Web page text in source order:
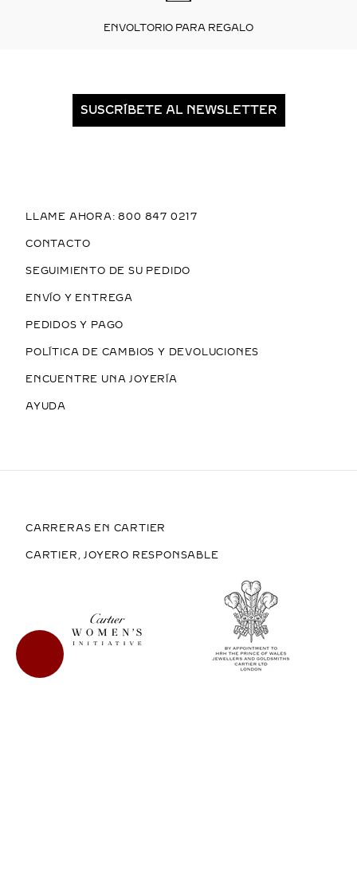
ENVOLTORIO PARA REGALO
SUSCRÍBETE AL NEWSLETTER
LLAME AHORA: 800 847 0217
CONTACTO
SEGUIMIENTO DE SU PEDIDO
ENVÍO Y ENTREGA
PEDIDOS Y PAGO
POLÍTICA DE CAMBIOS Y DEVOLUCIONES
ENCUENTRE UNA JOYERÍA
AYUDA
CARRERAS EN CARTIER
CARTIER, JOYERO RESPONSABLE